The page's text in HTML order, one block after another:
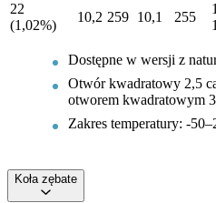
22
(1,02%)
10,2 259 10,1 255
Dostępne w wersji z
Otwór kwadratowy 2,5
otworem kwadratowym
Zakres temperatury: -
Koła zębate